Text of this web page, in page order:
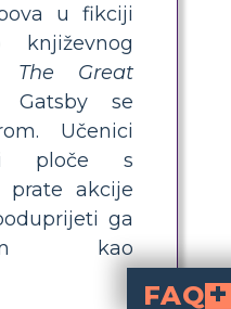
u fikciji
The Great
se
Učenici
ploče s
prate akcije
ga
kao
FAQ